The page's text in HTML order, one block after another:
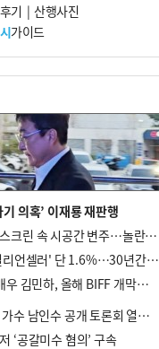
공모 코앞인데…구·군 난
쩔’
지탐험대 8인, 열흘간 북극
다
기 | 산행사진
가이드
의혹’ 이재룡 재판행
빨려들어갈 듯 스크린 속 시공간 변주…놀란의 메시지는 ‘전쟁 속죄’
K팝 아이돌, '밀리언셀러' 단 1.6%…30년간 등장 1182개팀 전수조사
‘라이징 스타’ 배우 김민하, 올해 BIFF 개막식 사회자 확정
친일 논란 빚은 가수 남인수 공개 토론회 열린다.
‘공갈미수 혐의’ 구속